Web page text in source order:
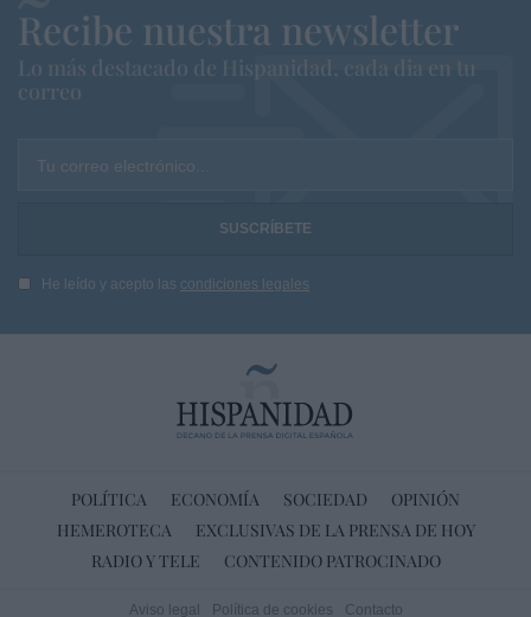
Recibe nuestra newsletter
Lo más destacado de Hispanidad, cada dia en tu
correo
Tu correo electrónico...
He leído y acepto las condiciones legales
POLÍTICA ECONOMÍA SOCIEDAD
OPINIÓN
HEMEROTECA
EXCLUSIVAS DE LA PRENSA DE HOY
RADIO Y TELE
CONTENIDO PATROCINADO
Aviso legal Política de cookies Contacto